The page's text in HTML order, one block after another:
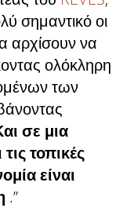
σημαντικό οι
αρχίσουν να
ολόκληρη
των
σε μια
τοπικές
είναι
.”